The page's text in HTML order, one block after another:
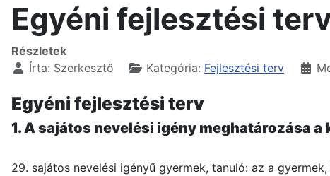
Egyéni fejlesztési
Részletek
Írta: Szerkesztő Kategória: Fejlesztési terv
Egyéni fejlesztési terv
1. A sajátos nevelési igény meghatározása
29. sajátos nevelési igényű gyermek, tanuló: az a